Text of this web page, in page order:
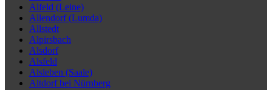
Alfeld (Leine)
Allendorf (Lumda)
Allstedt
Alpirsbach
Alsdorf
Alsfeld
Alsleben (Saale)
Altdorf bei Nürnberg